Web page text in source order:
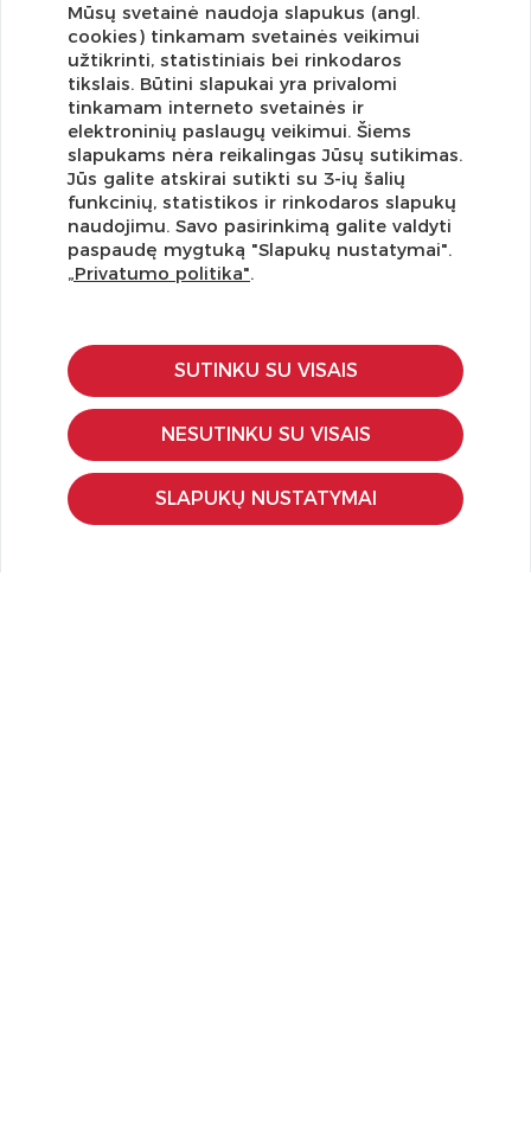
Užsisakykite naujienlaiškį ir pirmi gaukite geriausius
pasiūlymus!
KLIENTŲ APTARNAVIMAS
Pirkimo – pardavimo taisyklės
Pristatymas ir grąžinimas
Apmokėjimo būdai
Kokybės ir saugumo standartai
Privatumo taisyklės
Mūsų svetainė naudoja slapukus (angl.
cookies) tinkamam svetainės veikimui
užtikrinti, statistiniais bei rinkodaros
tikslais. Būtini slapukai yra privalomi
tinkamam interneto svetainės ir
elektroninių paslaugų veikimui. Šiems
slapukams nėra reikalingas Jūsų sutikimas.
Jūs galite atskirai sutikti su 3-ių šalių
funkcinių, statistikos ir rinkodaros slapukų
naudojimu. Savo pasirinkimą galite valdyti
paspaudę mygtuką "Slapukų nustatymai".
„Privatumo politika".
SUTINKU SU VISAIS
NESUTINKU SU VISAIS
SLAPUKŲ NUSTATYMAI